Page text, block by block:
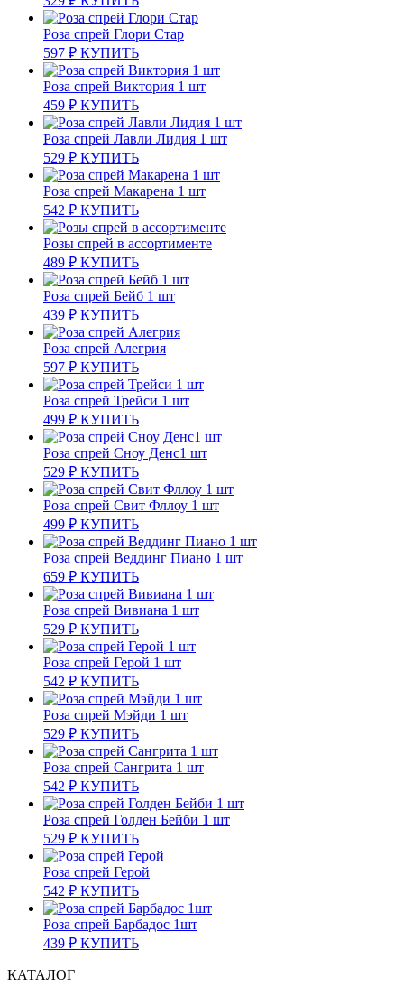
Роза спрей Глори Стар
597 ₽ КУПИТЬ
Роза спрей Виктория 1 шт
459 ₽ КУПИТЬ
Роза спрей Лавли Лидия 1 шт
529 ₽ КУПИТЬ
Роза спрей Макарена 1 шт
542 ₽ КУПИТЬ
Розы спрей в ассортименте
489 ₽ КУПИТЬ
Роза спрей Бейб 1 шт
439 ₽ КУПИТЬ
Роза спрей Алегрия
597 ₽ КУПИТЬ
Роза спрей Трейси 1 шт
499 ₽ КУПИТЬ
Роза спрей Сноу Денс1 шт
529 ₽ КУПИТЬ
Роза спрей Свит Фллоу 1 шт
499 ₽ КУПИТЬ
Роза спрей Веддинг Пиано 1 шт
659 ₽ КУПИТЬ
Роза спрей Вивиана 1 шт
529 ₽ КУПИТЬ
Роза спрей Герой 1 шт
542 ₽ КУПИТЬ
Роза спрей Мэйди 1 шт
529 ₽ КУПИТЬ
Роза спрей Сангрита 1 шт
542 ₽ КУПИТЬ
Роза спрей Голден Бейби 1 шт
529 ₽ КУПИТЬ
Роза спрей Герой
542 ₽ КУПИТЬ
Роза спрей Барбадос 1шт
439 ₽ КУПИТЬ
КАТАЛОГ